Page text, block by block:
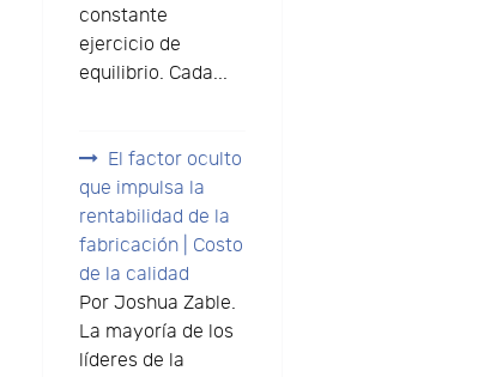
constante
ejercicio de
equilibrio. Cada...
El factor oculto
que impulsa la
rentabilidad de la
fabricación | Costo
de la calidad
Por Joshua Zable.
La mayoría de los
líderes de la